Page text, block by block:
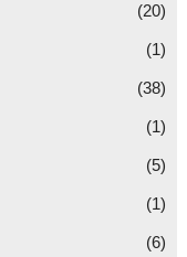
(20)
(1)
(38)
(1)
(5)
(1)
(6)